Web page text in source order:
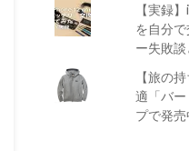
【実録
を自分
ー失敗
【旅の
適「バ
プで発売